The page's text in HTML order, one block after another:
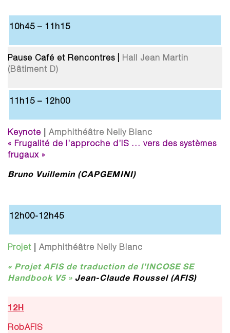
10h45 – 11h15
Pause Café et Rencontres | Hall Jean Martin
(Bâtiment D)
11h15 – 12h00
Keynote | Amphithéâtre Nelly Blanc
« Frugalité de l’approche d’IS … vers des systèmes
frugaux »
Bruno Vuillemin (CAPGEMINI)
12h00-12h45
Projet | Amphithéâtre Nelly Blanc
« Projet AFIS de traduction de l’INCOSE SE
Handbook V5 » Jean-Claude Roussel (AFIS)
12H
RobAFIS